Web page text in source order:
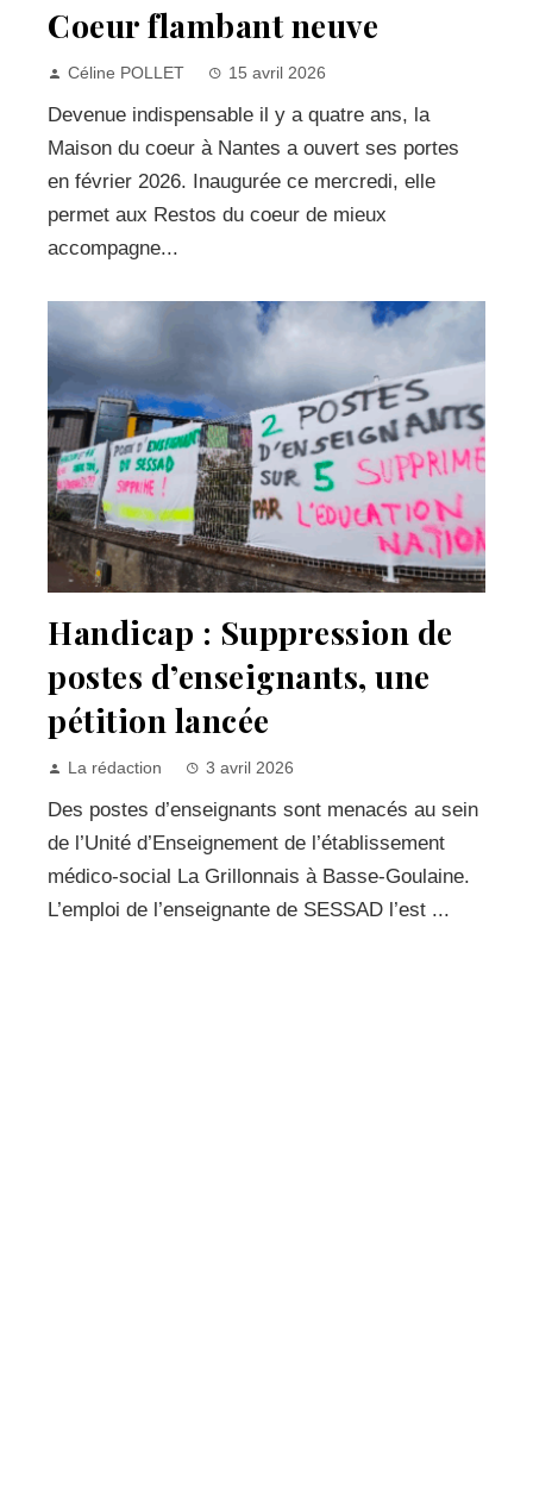
Coeur flambant neuve
Céline POLLET 15 avril 2026
Devenue indispensable il y a quatre ans, la
Maison du coeur à Nantes a ouvert ses portes
en février 2026. Inaugurée ce mercredi, elle
permet aux Restos du coeur de mieux
accompagne...
Handicap : Suppression de
postes d’enseignants, une
pétition lancée
La rédaction 3 avril 2026
Des postes d’enseignants sont menacés au sein
de l’Unité d’Enseignement de l’établissement
médico-social La Grillonnais à Basse-Goulaine.
L’emploi de l’enseignante de SESSAD l’est ...